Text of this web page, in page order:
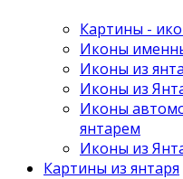
Картины -
Иконы
Иконы из
Иконы из
Иконы
янтарем
Иконы из
Картины из янтаря